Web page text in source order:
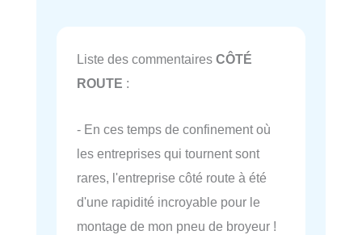
Liste des commentaires CÔTÉ
ROUTE :
- En ces temps de confinement où
les entreprises qui tournent sont
rares, l'entreprise côté route à été
d'une rapidité incroyable pour le
montage de mon pneu de broyeur !